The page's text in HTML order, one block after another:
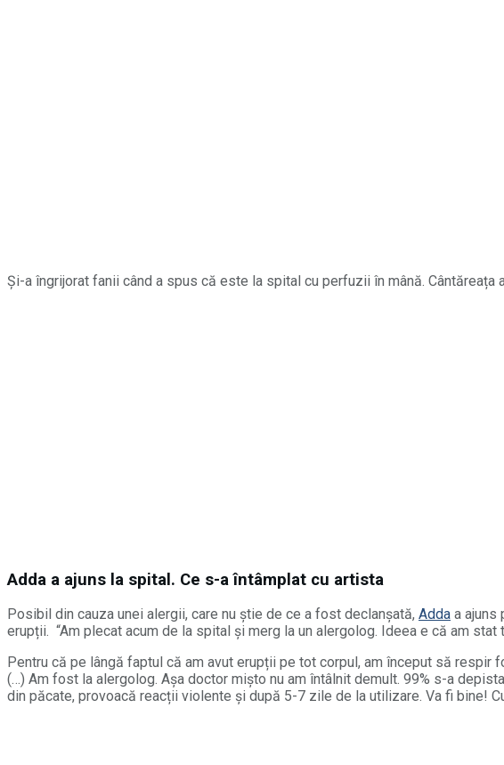
Și-a îngrijorat fanii când a spus că este la spital cu perfuzii în mână. Cântăreața
Adda a ajuns la spital. Ce s-a întâmplat cu artista
Posibil din cauza unei alergii, care nu știe de ce a fost declanșată, Adda a ajuns
erupții. “Am plecat acum de la spital și merg la un alergolog. Ideea e că am
Pentru că pe lângă faptul că am avut erupții pe tot corpul, am început să
(…) Am fost la alergolog. Așa doctor mișto nu am întâlnit demult. 99% s-a
din păcate, provoacă reacții violente și după 5-7 zile de la utilizare. Va fi bine!